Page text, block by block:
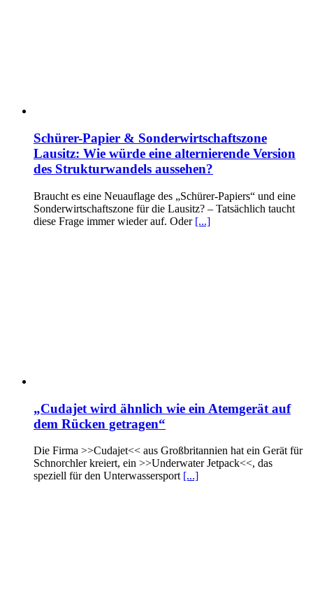
Schürer-Papier & Sonderwirtschaftszone
Lausitz: Wie würde eine alternierende Version
des Strukturwandels aussehen?
Braucht es eine Neuauflage des „Schürer-Papiers“ und eine
Sonderwirtschaftszone für die Lausitz? – Tatsächlich taucht
diese Frage immer wieder auf. Oder [...]
„Cudajet wird ähnlich wie ein Atemgerät auf
dem Rücken getragen“
Die Firma >>Cudajet<< aus Großbritannien hat ein Gerät für
Schnorchler kreiert, ein >>Underwater Jetpack<<, das
speziell für den Unterwassersport [...]